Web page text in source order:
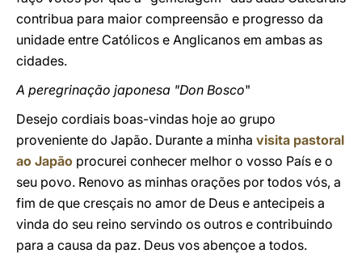
contribua para maior compreensão e progresso da
unidade entre Católicos e Anglicanos em ambas as
cidades.
A peregrinação japonesa "Don Bosco"
Desejo cordiais boas-vindas hoje ao grupo
proveniente do Japão. Durante a minha visita pastoral
ao Japão procurei conhecer melhor o vosso País e o
seu povo. Renovo as minhas orações por todos vós, a
fim de que cresçais no amor de Deus e antecipeis a
vinda do seu reino servindo os outros e contribuindo
para a causa da paz. Deus vos abençoe a todos.